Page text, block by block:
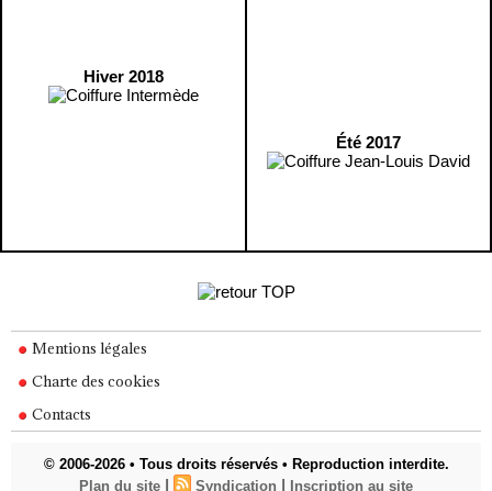
Hiver 2018
Été 2017
Mentions légales
Charte des cookies
Contacts
© 2006-2026 • Tous droits réservés • Reproduction interdite.
Plan du site | Syndication | Inscription au site